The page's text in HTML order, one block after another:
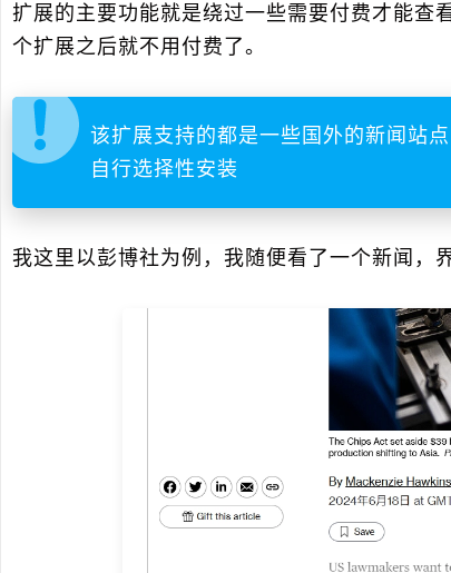
扩展的主要功能就是绕过一些需要付费才能查
个扩展之后就不用付费了。
该扩展支持的都是一些国外的新闻站
自行选择性安装
我这里以彭博社为例，我随便看了一个新闻，